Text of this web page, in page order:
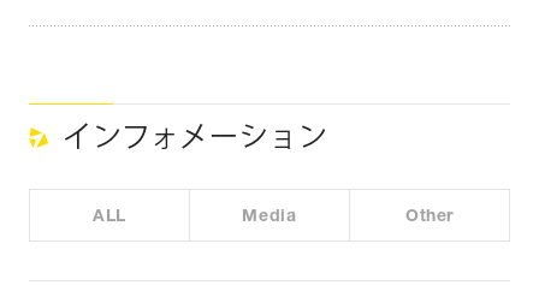
県白馬村観光大使に就任。
インフォメーション
ALL Media Other